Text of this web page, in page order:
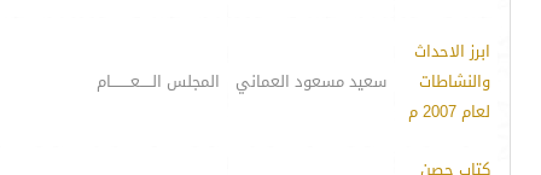
ابرز الاحداث
والنشاطات
لعام 2007 م
سعيد مسعود العماني المجلس الـــــعــــــــام